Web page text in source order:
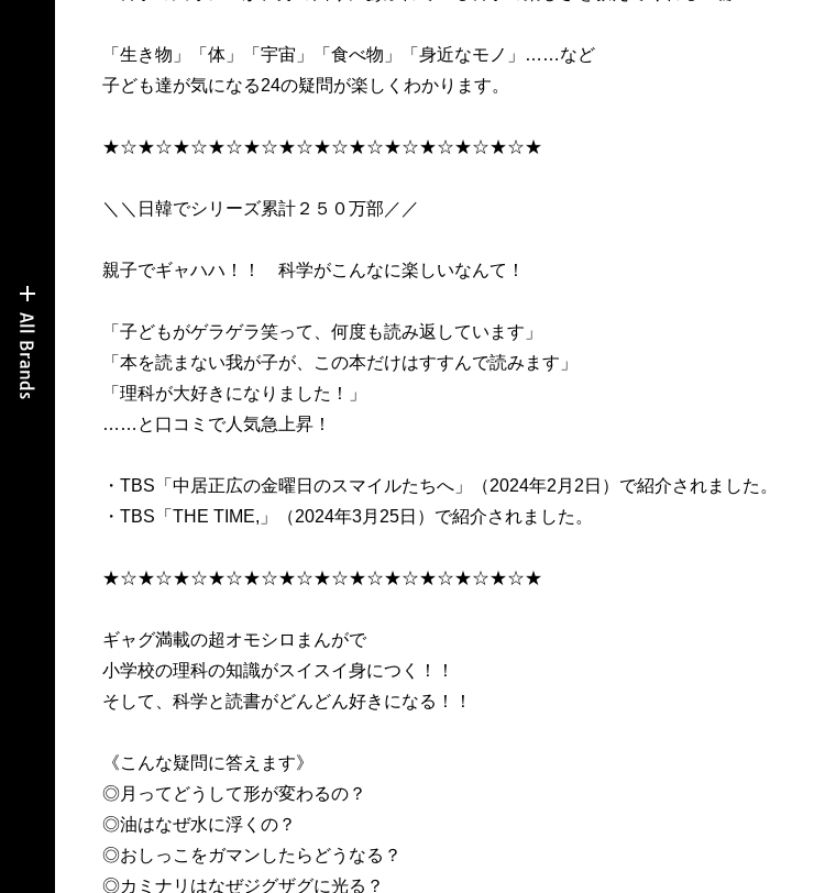
「生き物」「体」「宇宙」「食べ物」「身近なモノ」……など
子ども達が気になる24の疑問が楽しくわかります。
★☆★☆★☆★☆★☆★☆★☆★☆★☆★☆★☆★☆★
＼＼日韓でシリーズ累計２５０万部／／
親子でギャハハ！！ 科学がこんなに楽しいなんて！
「子どもがゲラゲラ笑って、何度も読み返しています」
「本を読まない我が子が、この本だけはすすんで読みます」
「理科が大好きになりました！」
……と口コミで人気急上昇！
・TBS「中居正広の金曜日のスマイルたちへ」（2024年2月2日）で紹介されました。
・TBS「THE TIME,」（2024年3月25日）で紹介されました。
★☆★☆★☆★☆★☆★☆★☆★☆★☆★☆★☆★☆★
ギャグ満載の超オモシロまんがで
小学校の理科の知識がスイスイ身につく！！
そして、科学と読書がどんどん好きになる！！
《こんな疑問に答えます》
◎月ってどうして形が変わるの？
◎油はなぜ水に浮くの？
◎おしっこをガマンしたらどうなる？
◎カミナリはなぜジグザグに光る？